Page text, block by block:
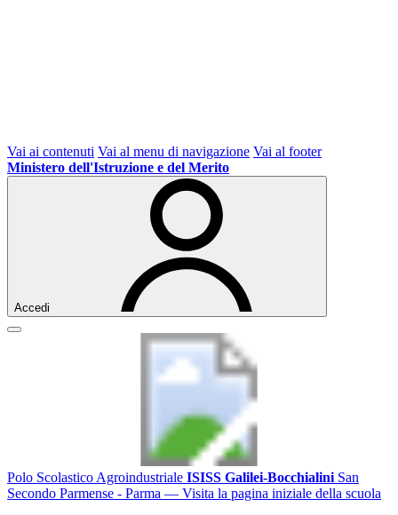
Vai ai contenuti Vai al menu di navigazione Vai al footer
Ministero dell'Istruzione e del Merito
Accedi
Polo Scolastico Agroindustriale ISISS Galilei-Bocchialini San
Secondo Parmense - Parma — Visita la pagina iniziale della scuola